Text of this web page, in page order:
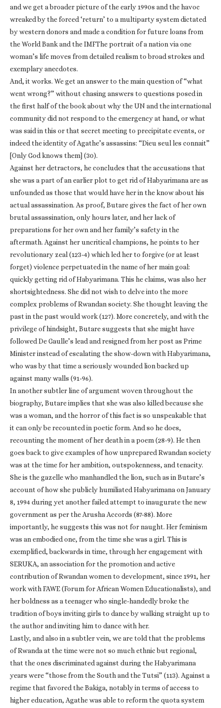
and we get a broader picture of the early 1990s and the havoc
wreaked by the forced ‘return’ to a multiparty system dictated
by western donors and made a condition for future loans from
the World Bank and the IMFThe portrait of a nation via one
woman’s life moves from detailed realism to broad strokes and
exemplary anecdotes.
And, it works. We get an answer to the main question of “what
went wrong?” without chasing answers to questions posed in
the first half of the book about why the UN and the international
community did not respond to the emergency at hand, or what
was said in this or that secret meeting to precipitate events, or
indeed the identity of Agathe’s assassins: “Dieu seul les connait”
[Only God knows them] (30).
Against her detractors, he concludes that the accusations that
she was a part of an earlier plot to get rid of Habyarimana are as
unfounded as those that would have her in the know about his
actual assassination. As proof, Butare gives the fact of her own
brutal assassination, only hours later, and her lack of
preparations for her own and her family’s safety in the
aftermath. Against her uncritical champions, he points to her
revolutionary zeal (123-4) which led her to forgive (or at least
forget) violence perpetuated in the name of her main goal:
quickly getting rid of Habyarimana. This he claims, was also her
shortsightedness. She did not wish to delve into the more
complex problems of Rwandan society. She thought leaving the
past in the past would work (127). More concretely, and with the
privilege of hindsight, Butare suggests that she might have
followed De Gaulle’s lead and resigned from her post as Prime
Minister instead of escalating the show-down with Habyarimana,
who was by that time a seriously wounded lion backed up
against many walls (91-96).
In another subtler line of argument woven throughout the
biography, Butare implies that she was also killed because she
was a woman, and the horror of this fact is so unspeakable that
it can only be recounted in poetic form. And so he does,
recounting the moment of her death in a poem (28-9). He then
goes back to give examples of how unprepared Rwandan society
was at the time for her ambition, outspokenness, and tenacity.
She is the gazelle who manhandled the lion, such as in Butare’s
account of how she publicly humiliated Habyarimana on January
8, 1994 during yet another failed attempt to inaugurate the new
government as per the Arusha Accords (87-88). More
importantly, he suggests this was not for naught. Her feminism
was an embodied one, from the time she was a girl. This is
exemplified, backwards in time, through her engagement with
SERUKA, an association for the promotion and active
contribution of Rwandan women to development, since 1991, her
work with FAWE (Forum for African Women Educationalists), and
her boldness as a teenager who single-handedly broke the
tradition of boys inviting girls to dance by walking straight up to
the author and inviting him to dance with her.
Lastly, and also in a subtler vein, we are told that the problems
of Rwanda at the time were not so much ethnic but regional,
that the ones discriminated against during the Habyarimana
years were “those from the South and the Tutsi” (113). Against a
regime that favored the Bakiga, notably in terms of access to
higher education, Agathe was able to reform the quota system